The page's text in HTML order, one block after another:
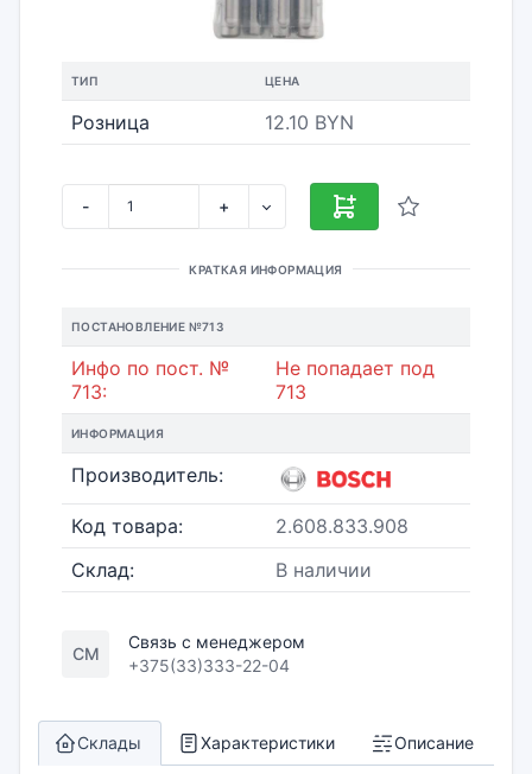
ТИП ЦЕНА
Розница 12.10 BYN
- +
КРАТКАЯ ИНФОРМАЦИЯ
ПОСТАНОВЛЕНИЕ №713
Инфо по пост. №
713:
Не попадает под
713
ИНФОРМАЦИЯ
Производитель:
Код товара:
2.608.833.908
Склад:
В наличии
СМ
Связь с менеджером
+375(33)333-22-04
Склады Характеристики Описание